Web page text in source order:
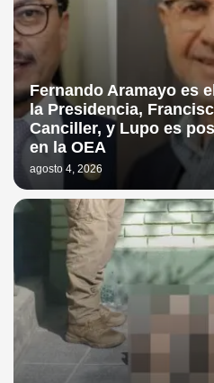
Fernando Aramayo es
la Presidencia,
Canciller, y Lupo es
en la OEA
agosto 4, 2026